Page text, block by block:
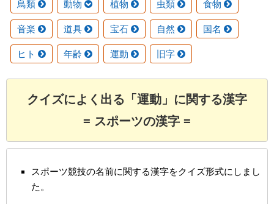
鳥類 動物 植物 虫類 食物
音楽 道具 宝石 自然 国名
ヒト 年齢 運動 旧字
クイズによく出る「運動」に関する漢字
= スポーツの漢字 =
スポーツ競技の名前に関する漢字をクイズ形式にしまし
た。